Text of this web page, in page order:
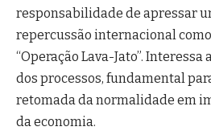
responsabilidade de apressar
repercussão internacional
“Operação Lava-Jato”.
dos processos, fundamental
retomada da normalidade em
da economia.